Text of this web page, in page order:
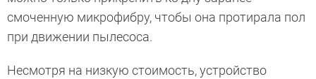
смоченную микрофибру, чтобы она протирала пол
при движении пылесоса.
Несмотря на низкую стоимость, устройство